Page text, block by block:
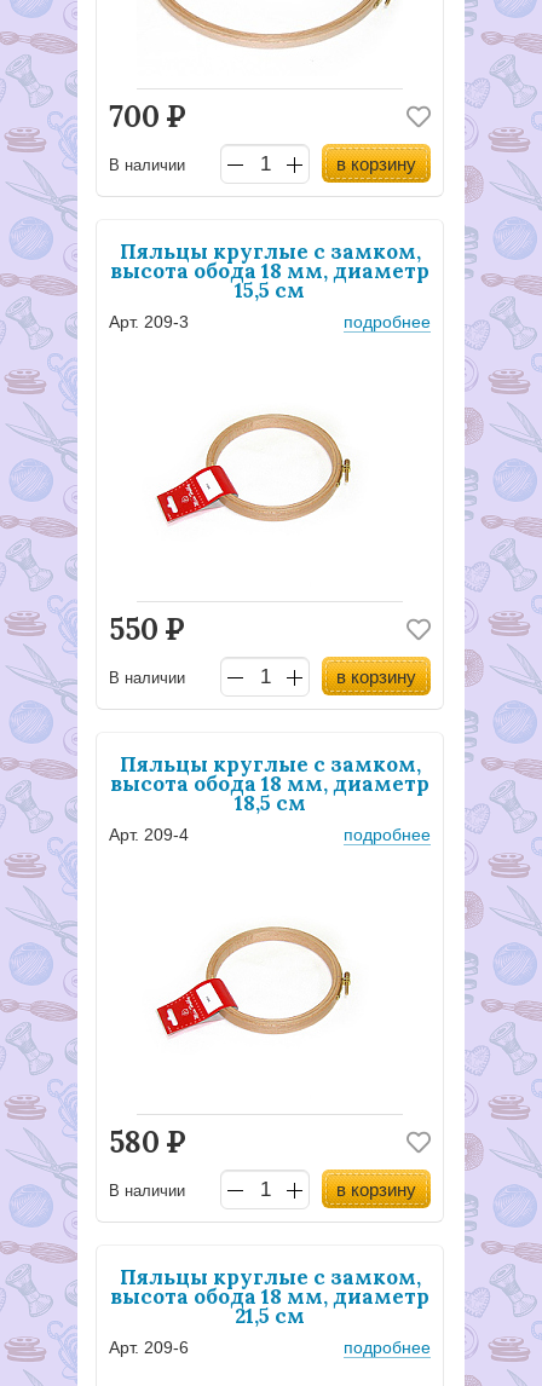
700 Р
В наличии в корзину
Пяльцы круглые с замком,
высота обода 18 мм, диаметр
15,5 см
Арт. 209-3 подробнее
550 Р
В наличии в корзину
Пяльцы круглые с замком,
высота обода 18 мм, диаметр
18,5 см
Арт. 209-4 подробнее
580 Р
В наличии в корзину
Пяльцы круглые с замком,
высота обода 18 мм, диаметр
21,5 см
Арт. 209-6 подробнее